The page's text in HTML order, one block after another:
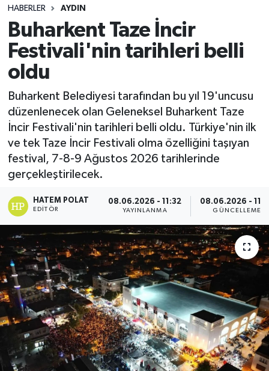
HABERLER AYDIN
Buharkent Taze İncir
Festivali'nin tarihleri belli
oldu
Buharkent Belediyesi tarafından bu yıl 19'uncusu
düzenlenecek olan Geleneksel Buharkent Taze
İncir Festivali'nin tarihleri belli oldu. Türkiye'nin ilk
ve tek Taze İncir Festivali olma özelliğini taşıyan
festival, 7-8-9 Ağustos 2026 tarihlerinde
gerçekleştirilecek.
HATEM POLAT
EDITÖR
08.06.2026 - 11:32
YAYINLANMA
08.06.2026 -
GÜNCELLEME
Son Dakika Haberleri
Haber Arşivi